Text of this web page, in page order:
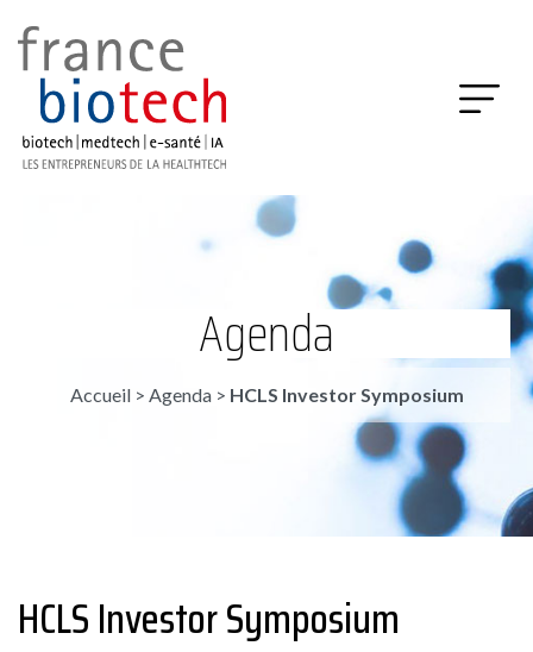
Agenda
Accueil> Agenda> HCLS Investor Symposium
HCLS Investor Symposium